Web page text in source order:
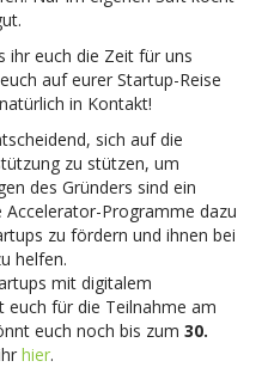
ihr euch die Zeit für uns
auf eurer Startup-Reise
in Kontakt!
sich auf die
zu stützen, um
des Gründers sind ein
Programme dazu
zu fördern und ihnen bei
helfen.
mit digitalem
euch für die Teilnahme am
euch noch bis zum 30.
hier.